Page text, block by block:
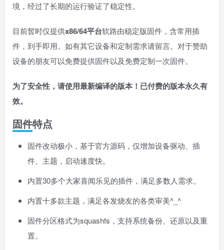
境，经过了长期的运行验证了稳定性。
目前暂时仅提供x86/64平台软路由稳定版固件，含常用插
件，到手即用。如有其它设备和定制需求请留言。对于赞助
设备的朋友可以免费提供固件以及免费定制一次固件。
为了安全性，请使用最新编译的版本！已付费的版本永久有
效。
固件特点
固件改动极小，基于官方源码，仅增加设备驱动、插
件、主题，启动速度快。
内置30多个大家喜闻乐见的插件，满足多数人需求。
内置十多款主题，满足各发烧友的各类审美^_^
固件分区格式为squashfs，支持系统备份、还原以及重
置。